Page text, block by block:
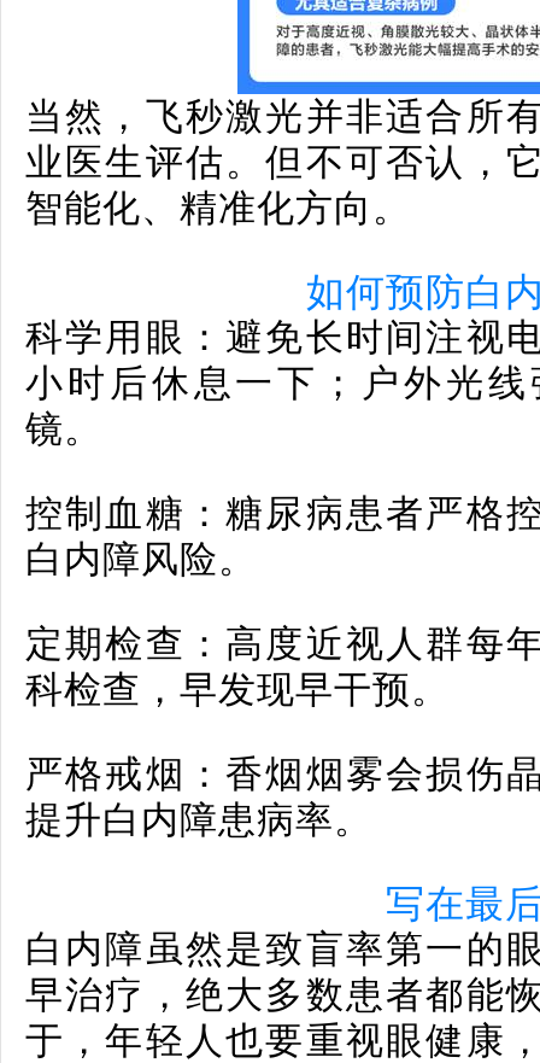
当然，飞秒激光并非适合所
业医生评估。但不可否认，
智能化、精准化方向。
如何预防白
科学用眼：避免长时间注视
小时后休息一下；户外光
镜。
控制血糖：糖尿病患者严格
白内障风险。
定期检查：高度近视人群每
科检查，早发现早干预。
严格戒烟：香烟烟雾会损伤
提升白内障患病率。
写在最
白内障虽然是致盲率第一的
早治疗，绝大多数患者都能
于，年轻人也要重视眼健康